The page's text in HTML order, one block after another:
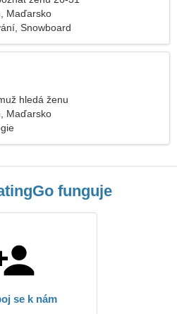
Maďarsko
Snowboard
hledá ženu
Maďarsko
funguje
se k nám